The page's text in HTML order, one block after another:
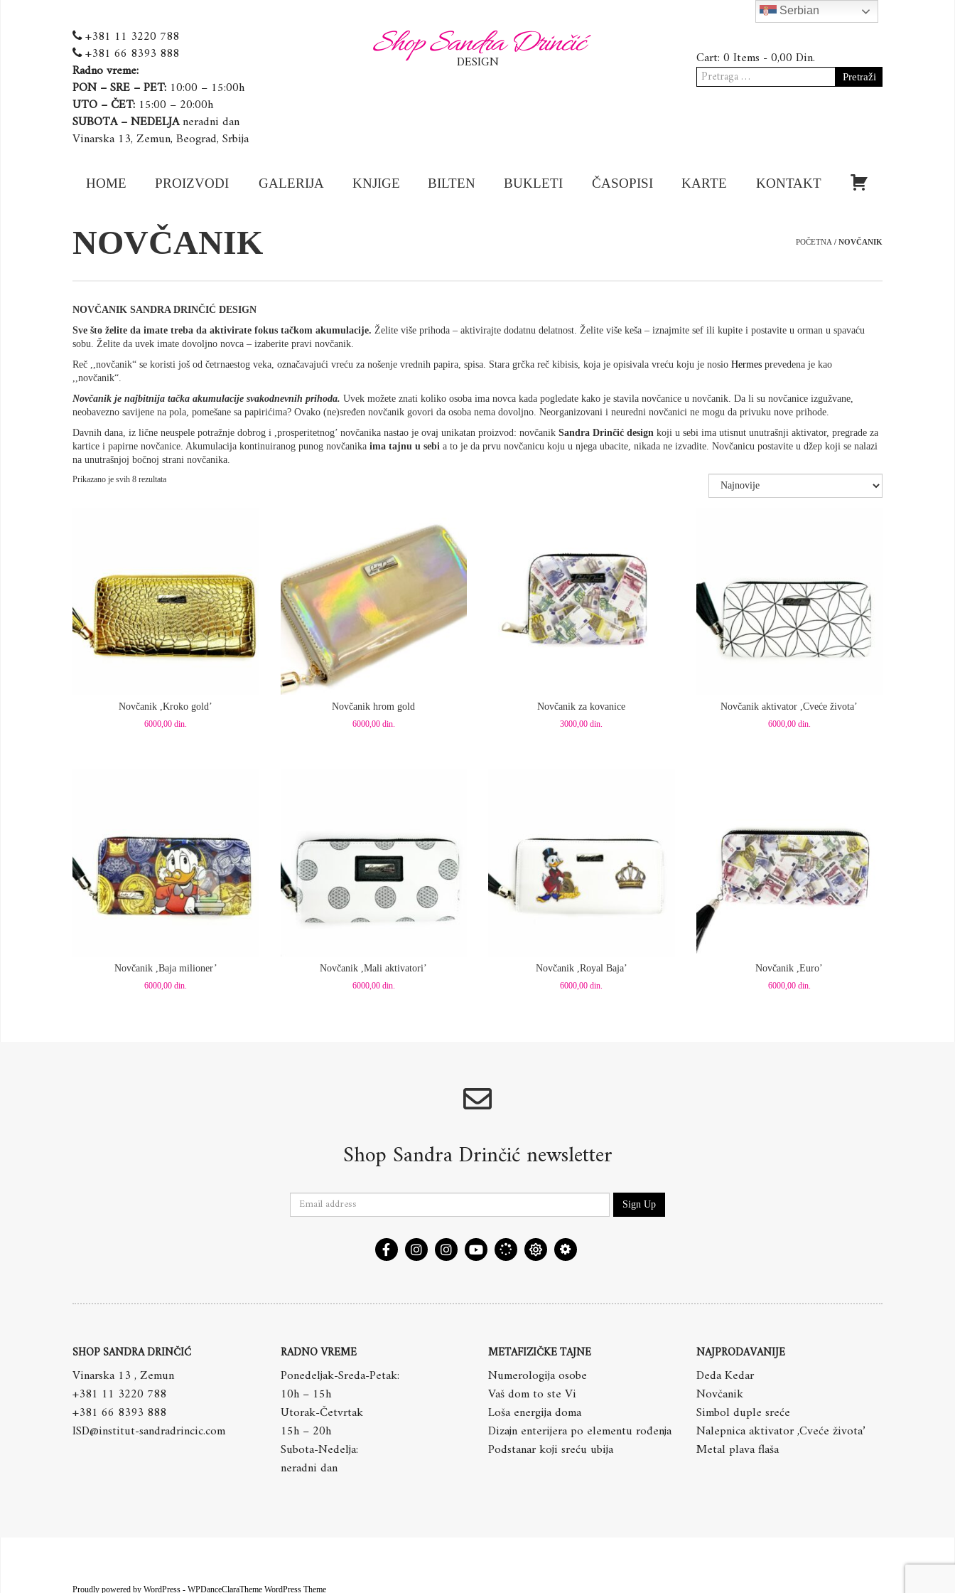
+381 11 3220 788
+381 66 8393 888
Radno vreme:
PON – SRE – PET: 10:00 – 15:00h
UTO – ČET: 15:00 – 20:00h
SUBOTA – NEDELJAneradni dan
Vinarska 13, Zemun, Beograd, Srbija
Shop Sandra Drinčić
DESIGN Cart: 0 Items -0,00 Din.
Pretraga
za:
HOME PROIZVODI GALERIJA KNJIGE BILTEN BUKLETI ČASOPISI KARTE KONTAKT
NOVČANIK POČETNA / NOVČANIK
NOVČANIK SANDRA DRINČIĆ DESIGN
Sve što želite da imate treba da aktivirate fokus tačkom akumulacije. Želite više prihoda – aktivirajte dodatnu delatnost. Želite više keša – iznajmite sef ili kupite i postavite u orman u spavaću
sobu. Želite da uvek imate dovoljno novca – izaberite pravi novčanik.
Reč ,,novčanik“ se koristi još od četrnaestog veka, označavajući vreću za nošenje vrednih papira, spisa. Stara grčka reč kibisis, koja je opisivala vreću koju je nosio Hermes prevedena je kao
,,novčanik“.
Novčanik je najbitnija tačka akumulacije svakodnevnih prihoda. Uvek možete znati koliko osoba ima novca kada pogledate kako je stavila novčanice u novčanik. Da li su novčanice izgužvane,
neobavezno savijene na pola, pomešane sa papirićima? Ovako (ne)sređen novčanik govori da osoba nema dovoljno. Neorganizovani i neuredni novčanici ne mogu da privuku nove prihode.
Davnih dana, iz lične neuspele potražnje dobrog i ,prosperitetnog’ novčanika nastao je ovaj unikatan proizvod: novčanik Sandra Drinčić design koji u sebi ima utisnut unutrašnji aktivator, pregrade za
kartice i papirne novčanice. Akumulacija kontinuiranog punog novčanika ima tajnu u sebi a to je da prvu novčanicu koju u njega ubacite, nikada ne izvadite. Novčanicu postavite u džep koji se nalazi
na unutrašnjoj bočnoj strani novčanika.
Prikazano je svih 8 rezultataSortirano
Novčanik ,Kroko gold’
6000,00din.
Dodaj u korpu
Novčanik hrom gold
6000,00 din.
Novčanik za kovanice
3000,00din.
Novčanik aktivator ,Cveće života’
6000,00 din.
Novčanik ,Baja milioner’
6000,00din.
Novčanik ,Mali aktivatori’
6000,00 din.
Novčanik ,Royal Baja’
6000,00din.
Novčanik ,Euro’
6000,00 din.
Shop Sandra Drinčić newsletter
Sign Up
SHOP SANDRA DRINČIĆ
Vinarska 13 , Zemun
+381 11 3220 788
+381 66 8393 888
ISD@institut-sandradrincic.com
RADNO VREME
Ponedeljak-Sreda-Petak:
10h – 15h
Utorak-Četvrtak
15h – 20h
Subota-Nedelja:
neradni dan
METAFIZIČKE TAJNE
Numerologija osobe
Vaš dom to ste Vi
Loša energija doma
Dizajn enterijera po elementu rođenja
Podstanar koji sreću ubija
NAJPRODAVANIJE
Deda Kedar
Novčanik
Simbol duple sreće
Nalepnica aktivator ,Cveće života’
Metal plava flaša
Proudly powered by WordPress - WPDanceClaraTheme WordPress Theme
Serbian